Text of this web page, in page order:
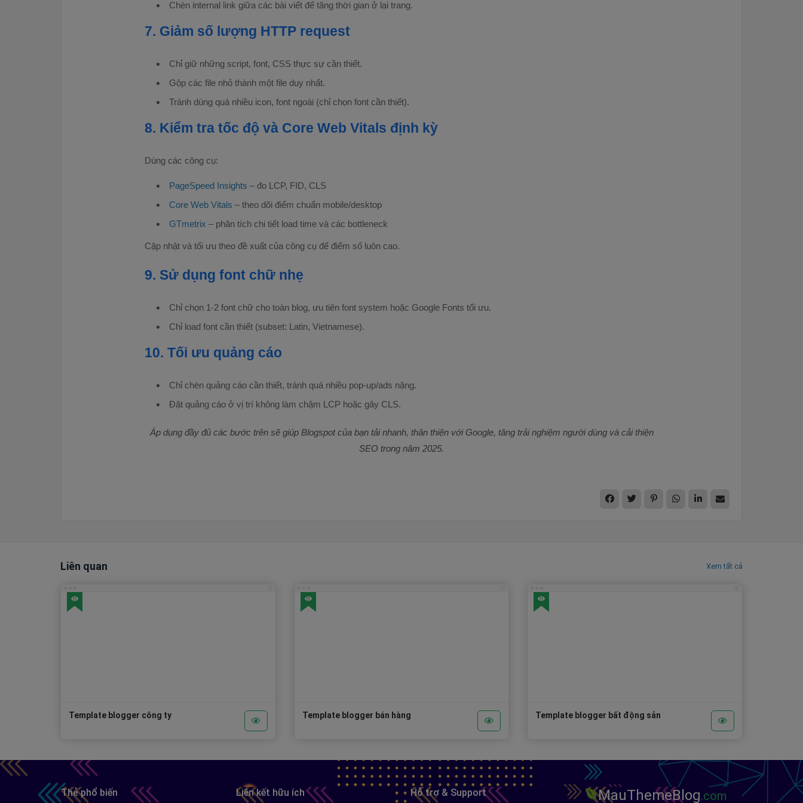
Chèn internal link giữa các bài viết để tăng thời gian ở lại trang.
7. Giảm số lượng HTTP request
Chỉ giữ những script, font, CSS thực sự cần thiết.
Gộp các file nhỏ thành một file duy nhất.
Tránh dùng quá nhiều icon, font ngoài (chỉ chọn font cần thiết).
8. Kiểm tra tốc độ và Core Web Vitals định kỳ
Dùng các công cụ:
PageSpeed Insights – đo LCP, FID, CLS
Core Web Vitals – theo dõi điểm chuẩn mobile/desktop
GTmetrix – phân tích chi tiết load time và các bottleneck
Cập nhật và tối ưu theo đề xuất của công cụ để điểm số luôn cao.
9. Sử dụng font chữ nhẹ
Chỉ chọn 1-2 font chữ cho toàn blog, ưu tiên font system hoặc Google Fonts tối ưu.
Chỉ load font cần thiết (subset: Latin, Vietnamese).
10. Tối ưu quảng cáo
Chỉ chèn quảng cáo cần thiết, tránh quá nhiều pop-up/ads nặng.
Đặt quảng cáo ở vị trí không làm chậm LCP hoặc gây CLS.
Áp dụng đầy đủ các bước trên sẽ giúp Blogspot của bạn tải nhanh, thân thiện với Google, tăng trải nghiệm người dùng và cải thiện
SEO trong năm 2025.
Liên quan Xem tất cả
Template blogger công ty Template blogger bán hàng Template blogger bất động sản
Thẻ phổ biến Liên kết hữu ích Hỗ trợ & Support MauThemeBlog.com